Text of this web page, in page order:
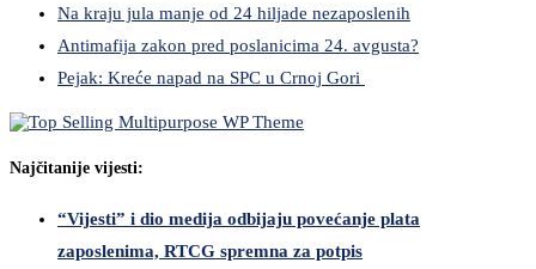
Na kraju jula manje od 24 hiljade nezaposlenih
Antimafija zakon pred poslanicima 24. avgusta?
Pejak: Kreće napad na SPC u Crnoj Gori
Najčitanije vijesti:
“Vijesti” i dio medija odbijaju povećanje plata
zaposlenima, RTCG spremna za potpis